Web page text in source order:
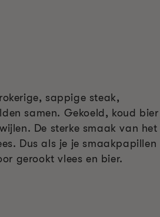
sappige steak,
samen. Gekoeld, koud bier
De sterke smaak van het
Dus als je je smaakpapillen
gerookt vlees en bier.